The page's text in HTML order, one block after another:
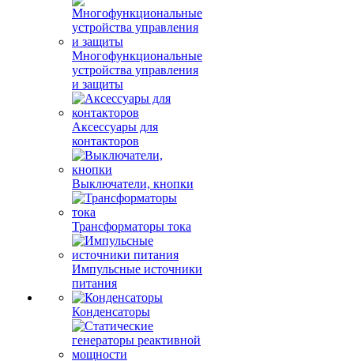
Многофункциональные
устройства управления
и защиты
Аксессуары для
контакторов
Выключатели, кнопки
Трансформаторы тока
Импульсные источники
питания
Конденсаторы